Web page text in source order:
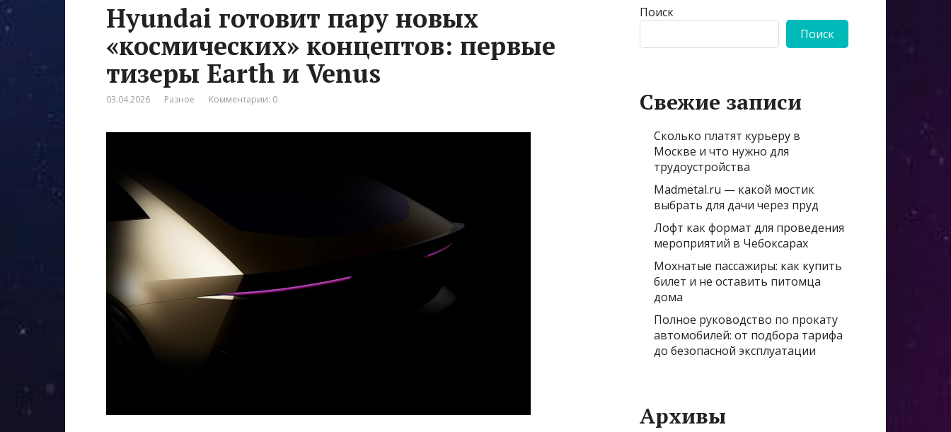
Hyundai готовит пару новых
«космических» концептов: первые
тизеры Earth и Venus
03.04.2026 Разное Комментарии: 0
Поиск
Поиск
Свежие записи
Сколько платят курьеру в
Москве и что нужно для
трудоустройства
Madmetal.ru — какой мостик
выбрать для дачи через пруд
Лофт как формат для проведения
мероприятий в Чебоксарах
Мохнатые пассажиры: как купить
билет и не оставить питомца
дома
Полное руководство по прокату
автомобилей: от подбора тарифа
до безопасной эксплуатации
Архивы